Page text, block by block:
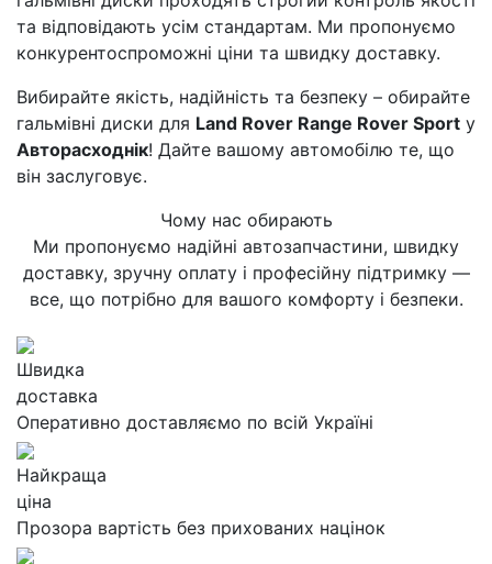
та відповідають усім стандартам. Ми пропонуємо
конкурентоспроможні ціни та швидку доставку.
Вибирайте якість, надійність та безпеку – обирайте
гальмівні диски для Land Rover Range Rover Sport у
Авторасходнік! Дайте вашому автомобілю те, що
він заслуговує.
Чому нас обирають
Ми пропонуємо надійні автозапчастини, швидку
доставку, зручну оплату і професійну підтримку —
все, що потрібно для вашого комфорту і безпеки.
Швидка
доставка
Оперативно доставляємо по всій Україні
Найкраща
ціна
Прозора вартість без прихованих націнок